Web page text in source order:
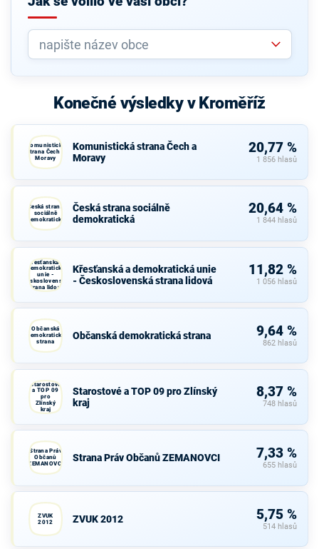
Konečné výsledky v Kroměříž
Komunistická
strana Čech a
Moravy
Komunistická strana Čech a
Moravy
20,77 %
1 856 hlasů
Česká strana
sociálně
demokratická
Česká strana sociálně
demokratická
20,64 %
1 844 hlasů
Křesťanská a
demokratická
unie -
Československá
strana lidová
Křesťanská a demokratická unie
- Československá strana lidová
11,82 %
1 056 hlasů
Občanská
demokratická
strana
Občanská demokratická strana 9,64 %
862 hlasů
Starostové
a TOP 09
pro
Zlínský
kraj
Starostové a TOP 09 pro Zlínský
kraj
8,37 %
748 hlasů
Strana Práv
Občanů
ZEMANOVCI
Strana Práv Občanů ZEMANOVCI 7,33 %
655 hlasů
ZVUK
2012
ZVUK 2012 5,75 %
514 hlasů